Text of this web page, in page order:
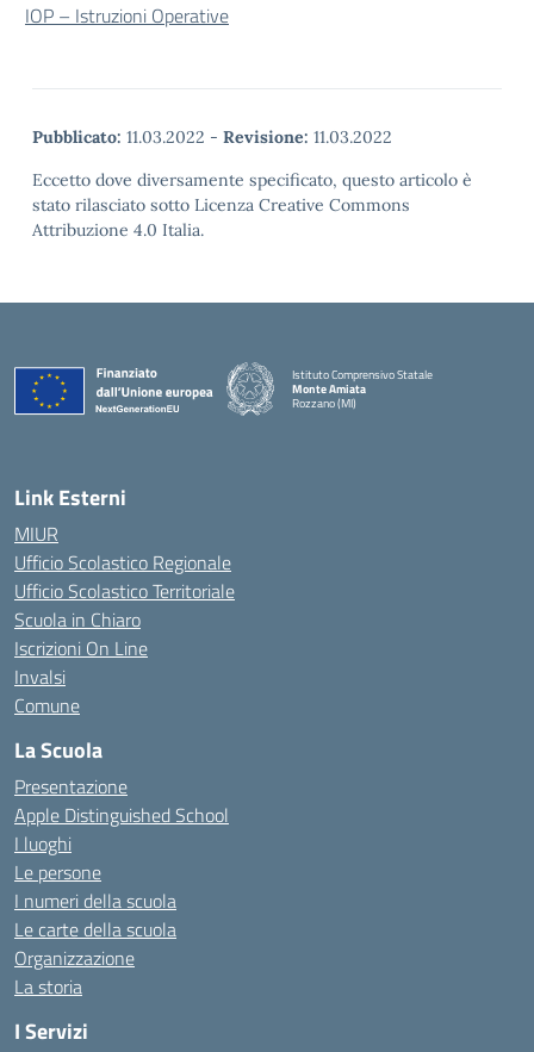
IOP – Istruzioni Operative
Pubblicato: 11.03.2022 - Revisione: 11.03.2022
Eccetto dove diversamente specificato, questo articolo è
stato rilasciato sotto Licenza Creative Commons
Attribuzione 4.0 Italia.
Istituto Comprensivo Statale
Monte Amiata
Rozzano (MI)
Link Esterni
MIUR
Ufficio Scolastico Regionale
Ufficio Scolastico Territoriale
Scuola in Chiaro
Iscrizioni On Line
Invalsi
Comune
La Scuola
Presentazione
Apple Distinguished School
I luoghi
Le persone
I numeri della scuola
Le carte della scuola
Organizzazione
La storia
I Servizi